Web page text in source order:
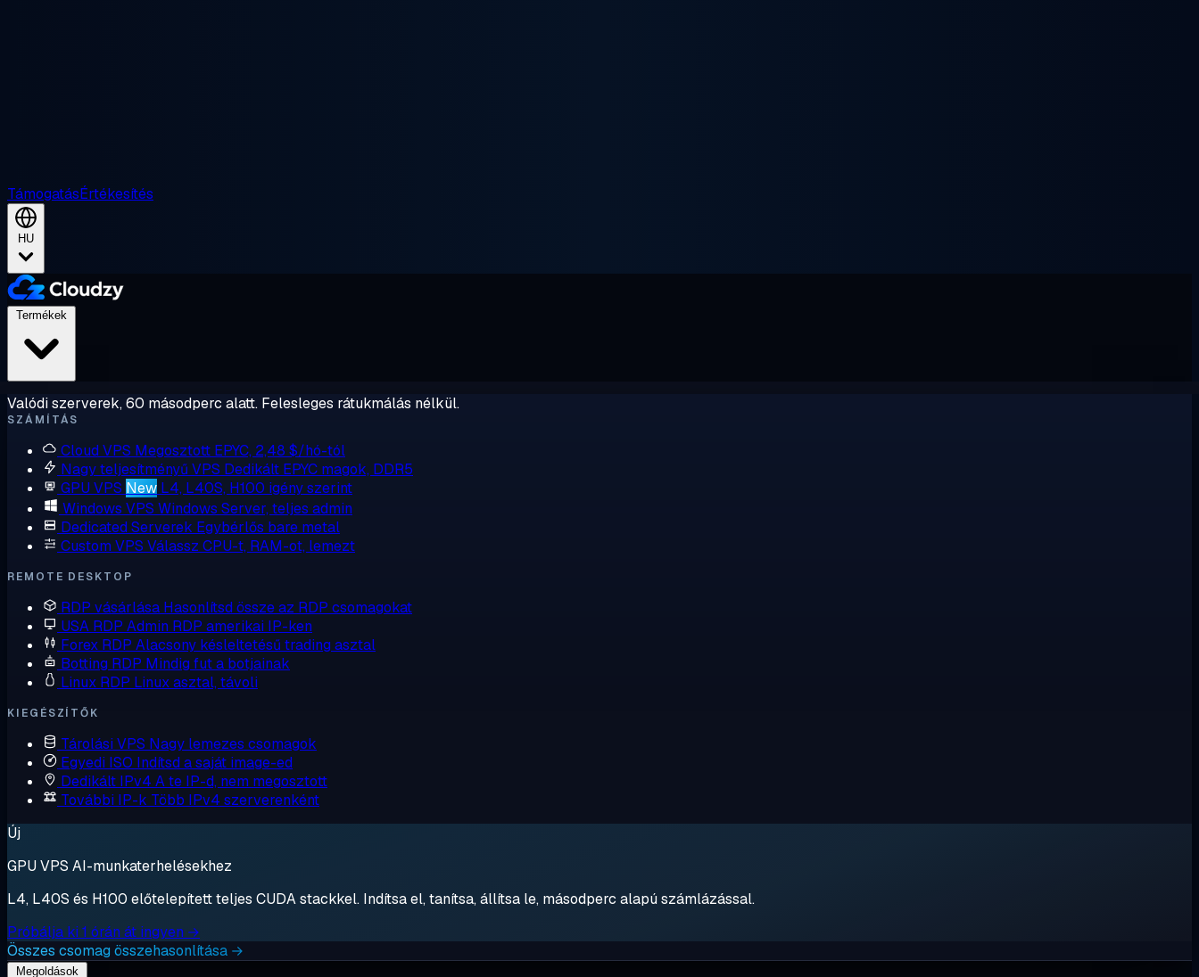
TámogatásÉrtékesítés
HU
Valódi szerverek, 60 másodperc alatt. Felesleges rátukmálás nélkül.
SZÁMÍTÁS
Cloud VPS Megosztott EPYC, 2,48 $/hó-tól
Nagy teljesítményű VPS Dedikált EPYC magok, DDR5
GPU VPS New L4, L40S, H100 igény szerint
Windows VPS Windows Server, teljes admin
Dedicated Serverek Egybérlős bare metal
Custom VPS Válassz CPU-t, RAM-ot, lemezt
REMOTE DESKTOP
RDP vásárlása Hasonlítsd össze az RDP csomagokat
USA RDP Admin RDP amerikai IP-ken
Forex RDP Alacsony késleltetésű trading asztal
Botting RDP Mindig fut a botjainak
Linux RDP Linux asztal, távoli
KIEGÉSZÍTŐK
Tárolási VPS Nagy lemezes csomagok
Egyedi ISO Indítsd a saját image-ed
Dedikált IPv4 A te IP-d, nem megosztott
További IP-k Több IPv4 szerverenként
Új
GPU VPS AI-munkaterhelésekhez
L4, L40S és H100 előtelepített teljes CUDA stackkel. Indítsa el, tanítsa, állítsa le, másodperc alapú számlázással.
Próbálja ki 1 órán át ingyen →
Összes csomag összehasonlítása →